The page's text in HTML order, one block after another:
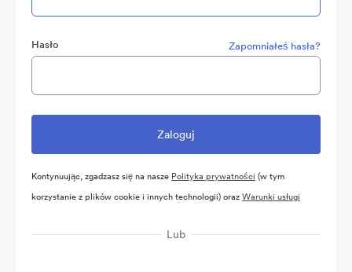
Hasło Zapomniałeś hasła?
Kontynuując, zgadzasz się na nasze Polityka prywatności (w tym
korzystanie z plików cookie i innych technologii) orazWarunki usługi
Lub